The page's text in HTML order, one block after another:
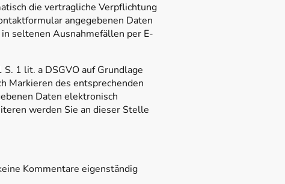
die vertragliche Verpflichtung
angegebenen Daten
seltenen Ausnahmefällen per E-
1 lit. a DSGVO auf Grundlage
Markieren des entsprechenden
Daten elektronisch
werden Sie an dieser Stelle
Kommentare eigenständig